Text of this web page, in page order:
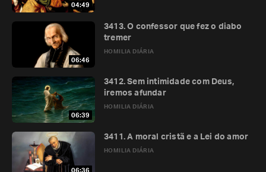
04:49
06:46
HOMILIA DIÁRIA
3413. O confessor que fez o diabo
tremer
06:39
HOMILIA DIÁRIA
3412. Sem intimidade com Deus,
iremos afundar
06:36
HOMILIA DIÁRIA
3411. A moral cristã e a Lei do amor